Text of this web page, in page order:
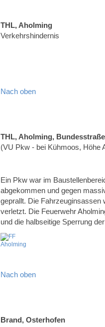
THL, Aholming
Verkehrshindernis
Nach oben
THL, Aholming,
(VU Pkw - bei Kühmoos, Höhe
Ein Pkw war im
abgekommen und gegen
geprallt. Die
verletzt. Die Feuerwehr
und die halbseitige Sperrung
Nach oben
Brand, Osterhofen